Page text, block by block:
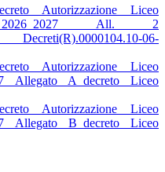
Autorizzazione Liceo
All. 2
Decreti(R).0000104.10-06-
Autorizzazione Liceo
Allegato A_decreto Liceo
Autorizzazione Liceo
Allegato B_decreto Liceo